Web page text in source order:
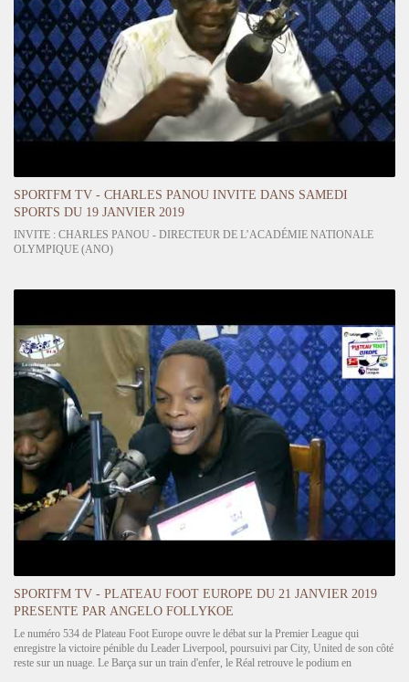
SPORTFM TV - CHARLES PANOU INVITE DANS SAMEDI
SPORTS DU 19 JANVIER 2019
INVITE : CHARLES PANOU - DIRECTEUR DE L’ACADÉMIE NATIONALE
OLYMPIQUE (ANO)
SPORTFM TV - PLATEAU FOOT EUROPE DU 21 JANVIER 2019
PRESENTE PAR ANGELO FOLLYKOE
Le numéro 534 de Plateau Foot Europe ouvre le débat sur la Premier League qui
enregistre la victoire pénible du Leader Liverpool, poursuivi par City, United de son côté
reste sur un nuage. Le Barça sur un train d'enfer, le Réal retrouve le podium en